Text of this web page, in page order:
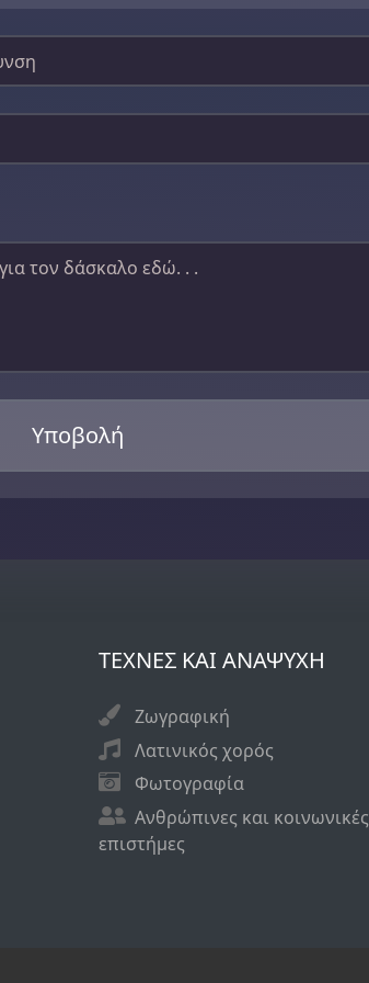
Υποβολή
ΤΕΧΝΕΣ ΚΑΙ ΑΝΑΨΥΧΗ
Ζωγραφική
Λατινικός χορός
Φωτογραφία
Ανθρώπινες και κοινωνικές
επιστήμες